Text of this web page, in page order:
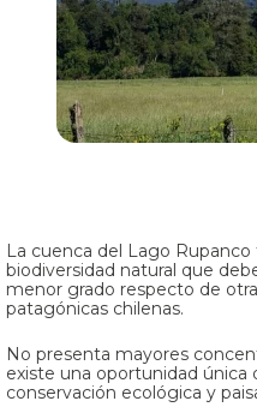
La cuenca del Lago
biodiversidad natural que
menor grado respecto de
patagónicas chilenas.
No presenta mayores
existe una oportunidad única
conservación ecológica y